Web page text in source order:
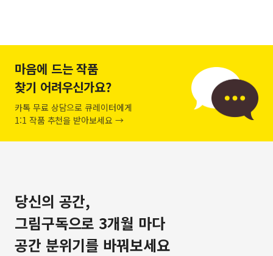
마음에 드는 작품
찾기 어려우신가요?
카톡 무료 상담으로 큐레이터에게
1:1 작품 추천을 받아보세요 →
당신의 공간,
그림구독으로 3개월 마다
공간 분위기를 바꿔보세요